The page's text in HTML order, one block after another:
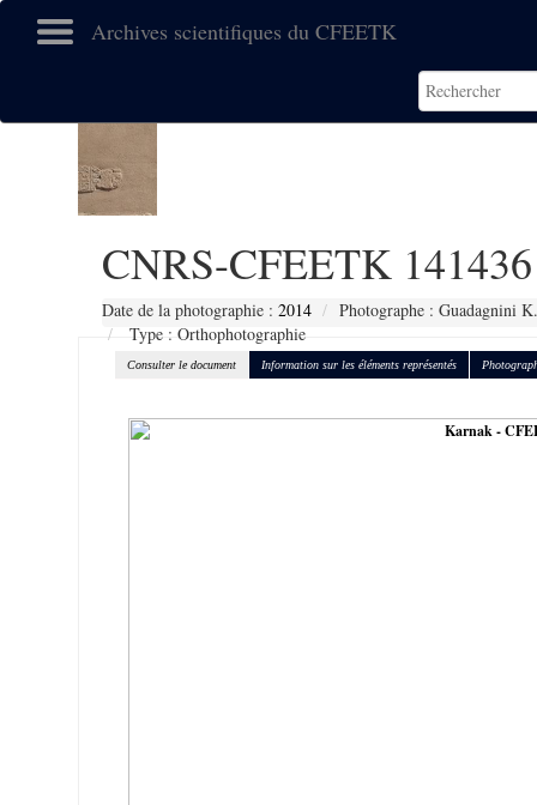
Archives scientifiques du CFEETK
CNRS-CFEETK 141436
Date de la photographie : 2014
Photographe : Guadagnini K.
Type : Orthophotographie
Consulter le document Information sur les éléments représentés